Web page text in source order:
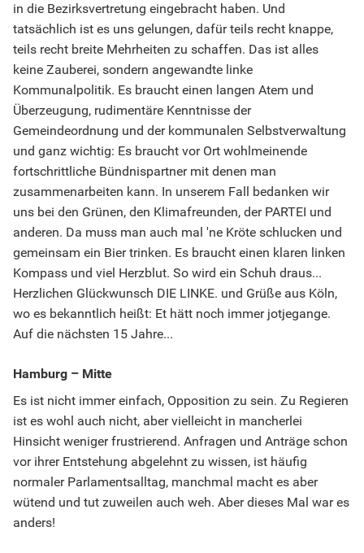
in die Bezirksvertretung eingebracht haben. Und
tatsächlich ist es uns gelungen, dafür teils recht knappe,
teils recht breite Mehrheiten zu schaffen. Das ist alles
keine Zauberei, sondern angewandte linke
Kommunalpolitik. Es braucht einen langen Atem und
Überzeugung, rudimentäre Kenntnisse der
Gemeindeordnung und der kommunalen Selbstverwaltung
und ganz wichtig: Es braucht vor Ort wohlmeinende
fortschrittliche Bündnispartner mit denen man
zusammenarbeiten kann. In unserem Fall bedanken wir
uns bei den Grünen, den Klimafreunden, der PARTEI und
anderen. Da muss man auch mal 'ne Kröte schlucken und
gemeinsam ein Bier trinken. Es braucht einen klaren linken
Kompass und viel Herzblut. So wird ein Schuh draus...
Herzlichen Glückwunsch DIE LINKE. und Grüße aus Köln,
wo es bekanntlich heißt: Et hätt noch immer jotjegange.
Auf die nächsten 15 Jahre...
Hamburg – Mitte
Es ist nicht immer einfach, Opposition zu sein. Zu Regieren
ist es wohl auch nicht, aber vielleicht in mancherlei
Hinsicht weniger frustrierend. Anfragen und Anträge schon
vor ihrer Entstehung abgelehnt zu wissen, ist häufig
normaler Parlamentsalltag, manchmal macht es aber
wütend und tut zuweilen auch weh. Aber dieses Mal war es
anders!